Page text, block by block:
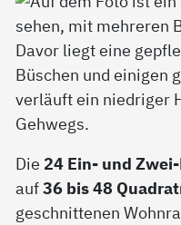
Die 24 Ein- und
auf36 bis 48
geschnittenen